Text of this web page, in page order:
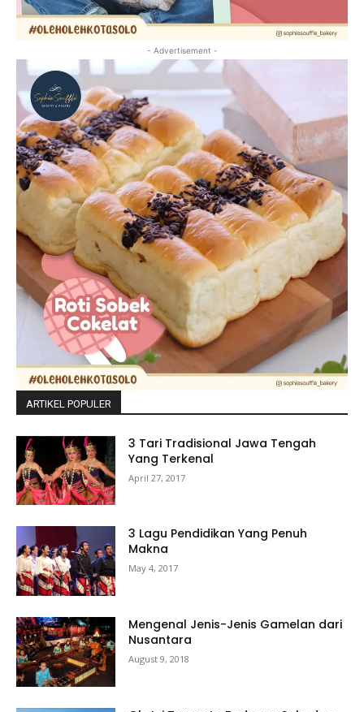
- Advertisement -
ARTIKEL POPULER
3 Tari Tradisional Jawa Tengah
Yang Terkenal
April 27, 2017
3 Lagu Pendidikan Yang Penuh
Makna
May 4, 2017
Mengenal Jenis-Jenis Gamelan dari
Nusantara
August 9, 2018